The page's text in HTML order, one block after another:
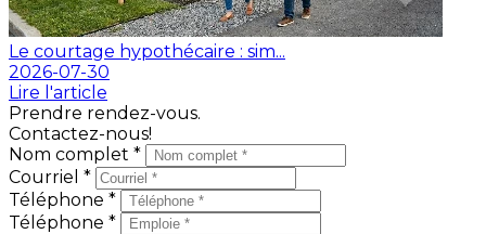
Le courtage hypothécaire : sim...
2026-07-30
Lire l'article
Prendre rendez-vous.
Contactez-nous!
Nom complet *
Courriel *
Téléphone *
Téléphone *